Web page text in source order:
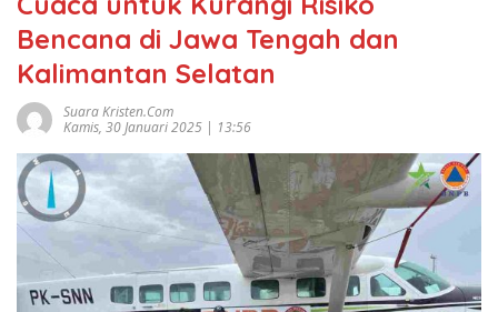
Bencana di Jawa Tengah dan
Kalimantan Selatan
Suara Kristen.com
Kamis, 30 Januari 2025 | 13:56